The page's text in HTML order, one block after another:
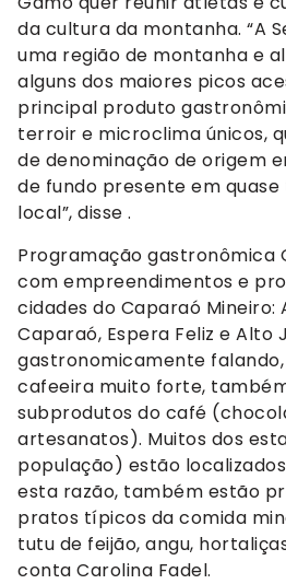
da cultura da montanha. “A
uma região de montanha e
alguns dos maiores picos
principal produto
terroir e microclima únicos,
de denominação de origem
de fundo presente em
local”, disse .
Programação gastronômica
com empreendimentos e
cidades do Caparaó Mineiro:
Caparaó, Espera Feliz e Alto
gastronomicamente
cafeeira muito forte,
subprodutos do café
artesanatos). Muitos dos
população) estão
esta razão, também estão
pratos típicos da comida
tutu de feijão, angu,
conta Carolina Fadel.